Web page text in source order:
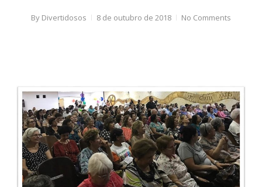
By Divertidosos 8 de outubro de 2018 No Comments